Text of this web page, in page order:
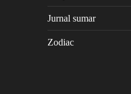
Jurnal sumar
Zodiac